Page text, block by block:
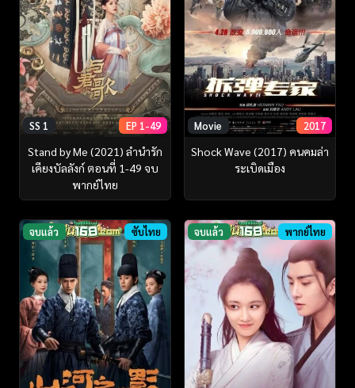
SS 1 EP 1-49
Stand by Me (2021) ลำนำรัก
เคียงบัลลังก์ ตอนที่ 1-49 จบ
พากย์ไทย
Movie 2017
Shock Wave (2017) คนคมล่า
ระเบิดเมือง
จบแล้ว ซับไทย จบแล้ว พากย์ไทย